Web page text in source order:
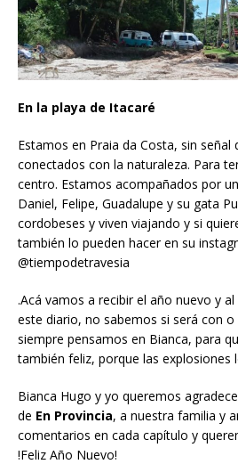
En la playa de Itacaré
Estamos en Praia da Costa, sin
conectados con la naturaleza. Para
centro. Estamos acompañados por
Daniel, Felipe, Guadalupe y su gata
cordobeses y viven viajando y si
también lo pueden hacer en su
@tiempodetravesia
.Acá vamos a recibir el año nuevo y
este diario, no sabemos si será con
siempre pensamos en Bianca, para
también feliz, porque las explosiones
Bianca Hugo y yo queremos
de En Provincia, a nuestra familia y
comentarios en cada capítulo y
!Feliz Año Nuevo!